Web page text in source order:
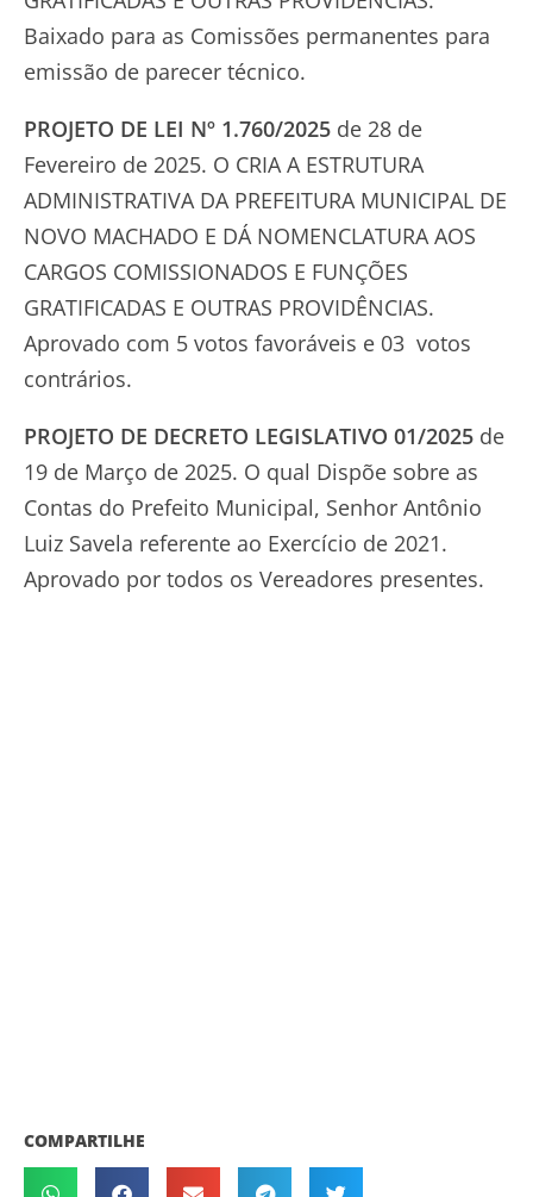
Baixado para as Comissões permanentes para
emissão de parecer técnico.
PROJETO DE LEI Nº 1.760/2025 de 28 de
Fevereiro de 2025. O CRIA A ESTRUTURA
ADMINISTRATIVA DA PREFEITURA MUNICIPAL DE
NOVO MACHADO E DÁ NOMENCLATURA AOS
CARGOS COMISSIONADOS E FUNÇÕES
GRATIFICADAS E OUTRAS PROVIDÊNCIAS.
Aprovado com 5 votos favoráveis e 03 votos
contrários.
PROJETO DE DECRETO LEGISLATIVO 01/2025 de
19 de Março de 2025. O qual Dispõe sobre as
Contas do Prefeito Municipal, Senhor Antônio
Luiz Savela referente ao Exercício de 2021.
Aprovado por todos os Vereadores presentes.
COMPARTILHE